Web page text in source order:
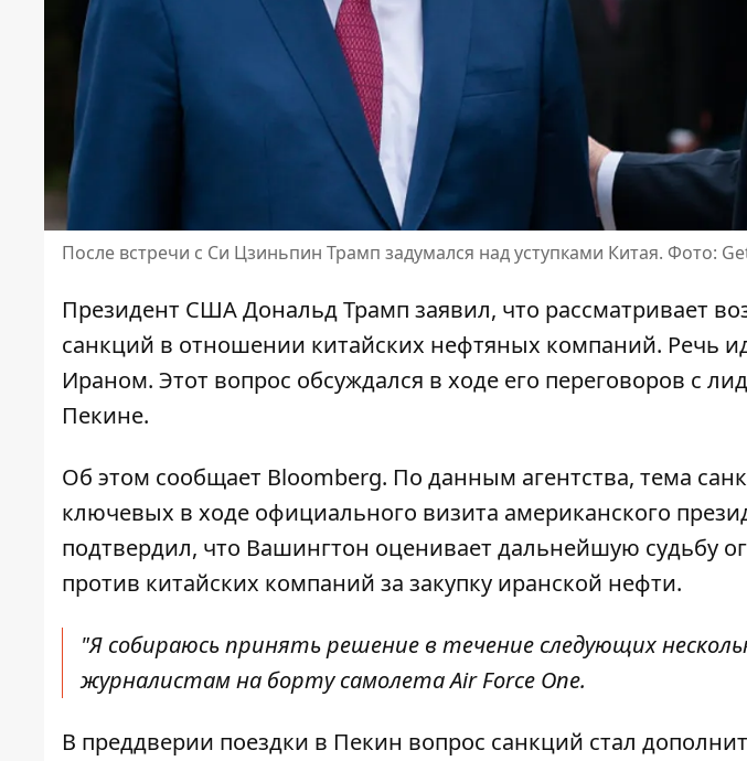
После встречи с Си Цзиньпин Трамп задумался над уступками Китая. Фото:
Президент США Дональд Трамп заявил, что рассматривает
санкций в отношении китайских нефтяных компаний. Речь
Ираном. Этот вопрос обсуждался в ходе его переговоров с
Пекине.
Об этом сообщает Bloomberg. По данным агентства, тема
ключевых в ходе официального визита американского
подтвердил, что Вашингтон оценивает дальнейшую судьбу
против китайских компаний за закупку иранской нефти.
"Я собираюсь принять решение в течение следующих
журналистам на борту самолета Air Force One.
В преддверии поездки в Пекин вопрос санкций стал